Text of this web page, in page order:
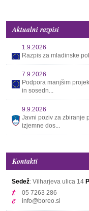
Aktualni razpisi
1.9.2026
Razpis za mladinske
7.9.2026
Podpora manjšim
in sosedn...
9.9.2026
Javni poziv za zbiranje
izjemne dos...
Kontakti
Sedež: Vilharjeva ulica 14
05 7263 286
info@boreo.si